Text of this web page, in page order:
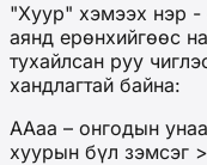
"Хуур" хэмээх нэр -
аянд ерөнхийгөөс
тухайлсан руу
хандлагтай байна:
ААaa – онгодын
хуурын бүл зэмсэг